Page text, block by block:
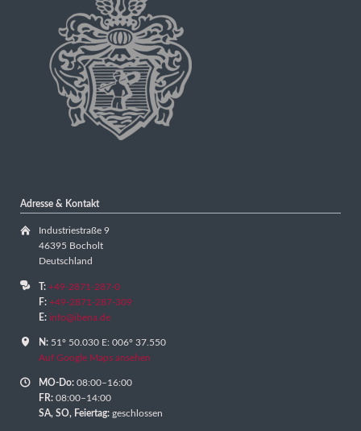
Adresse & Kontakt
Industriestraße 9
46395 Bocholt
Deutschland
T: +49-2871-287-0
F: +49-2871-287-309
E: info@ibena.de
N:51º 50.030 E: 006º 37.550
Auf Google Maps ansehen
MO-Do:08:00–16:00
FR:08:00–14:00
SA, SO, Feiertag:geschlossen